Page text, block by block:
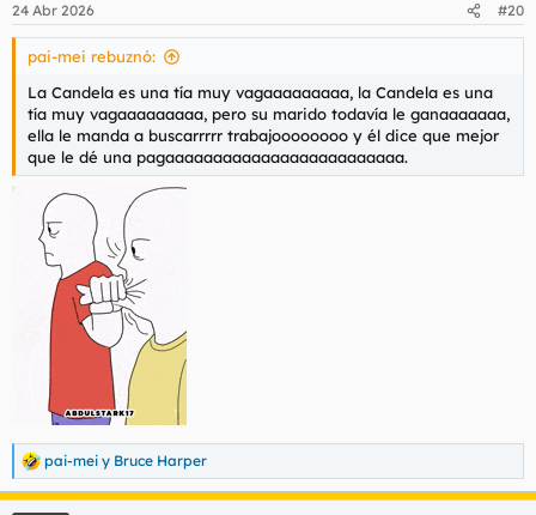
e
s
24 Abr 2026 #20
pai-mei rebuznó:
La Candela es una tía muy vagaaaaaaaaa, la Candela es una
tía muy vagaaaaaaaaa, pero su marido todavía le ganaaaaaaa,
ella le manda a buscarrrrr trabajoooooooo y él dice que mejor
que le dé una pagaaaaaaaaaaaaaaaaaaaaaaaaa.
R
e
a
pai-mei y Bruce Harper